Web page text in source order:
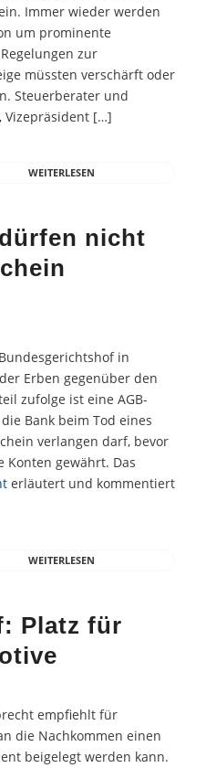
Immer wieder werden
um prominente
zur
müssten verschärft oder
Steuerberater und
Vizepräsident […]
WEITERLESEN
nicht
in
Erben gegenüber den
zufolge ist eine AGB-
Bank beim Tod eines
verlangen darf, bevor
Konten gewährt. Das
erläutert und kommentiert
WEITERLESEN
Platz für
empfiehlt für
die Nachkommen einen
beigelegt werden kann.